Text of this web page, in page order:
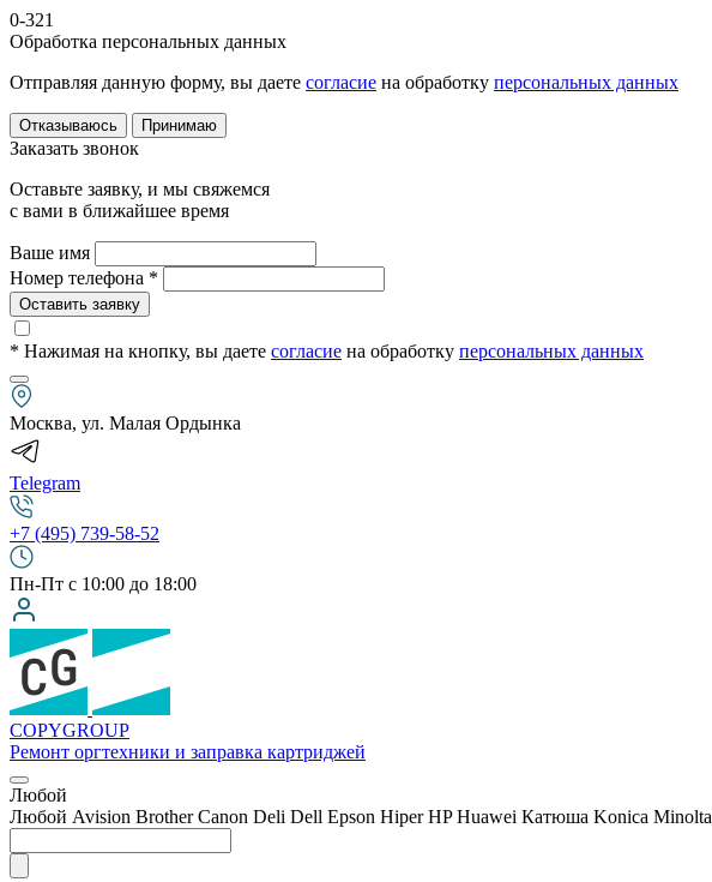
0-321
Обработка персональных данных
Отправляя данную форму, вы даете согласие на обработку персональных данных
Отказываюсь Принимаю
Заказать звонок
Оставьте заявку, и мы свяжемся
с вами в ближайшее время
Ваше имя
Номер телефона *
Оставить заявку
* Нажимая на кнопку, вы даете согласие на обработку персональных данных
Москва, ул. Малая Ордынка
Telegram
+7 (495) 739-58-52
Пн-Пт с 10:00 до 18:00
COPYGROUP
Ремонт оргтехники и заправка картриджей
Любой
Любой Avision Brother Canon Deli Dell Epson Hiper HP Huawei Катюша Konica Minolta